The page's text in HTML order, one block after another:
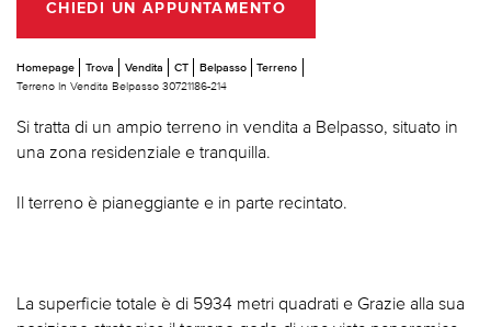
CHIEDI UN APPUNTAMENTO
Homepage Trova Vendita CT Belpasso
Terreno
Terreno In Vendita Belpasso 30721186-214
Si tratta di un ampio terreno in vendita a Belpasso, situato in
una zona residenziale e tranquilla.
Il terreno è pianeggiante e in parte recintato.
La superficie totale è di 5934 metri quadrati e Grazie alla sua